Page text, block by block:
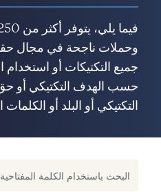
وحملات ناجحة في مجال
جميع التكتيكات أو استخدام
حسب الهدف التكتيكي أو حق
التكتيكي أو البلد أو الكلمات